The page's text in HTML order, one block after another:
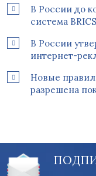
В России до
система
В России
интернет-
Новые
разрешена